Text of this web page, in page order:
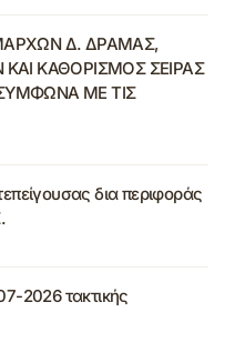
Δ. ΔΡΑΜΑΣ,
ΚΑΘΟΡΙΣΜΟΣ ΣΕΙΡΑΣ
ΜΕ ΤΙΣ
δια περιφοράς
2026 τακτικής